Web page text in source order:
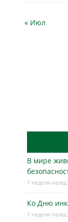
« Июл
В мире
1 неделя назад
Ко Дню
1 неделя назад